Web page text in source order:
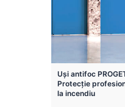
Uși antifoc
Protecție
la incendiu